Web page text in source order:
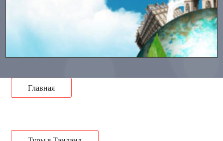
Главная